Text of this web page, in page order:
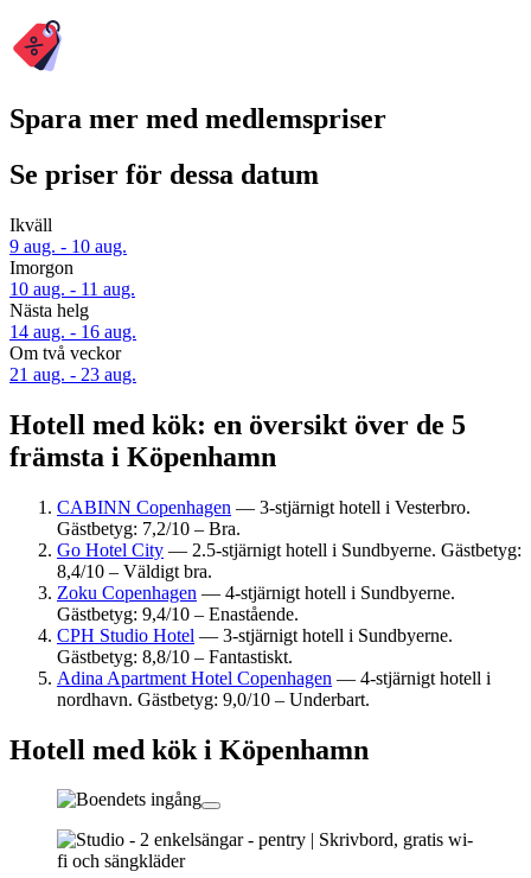
Spara mer med medlemspriser
Se priser för dessa datum
Ikväll
9 aug. - 10 aug.
Imorgon
10 aug. - 11 aug.
Nästa helg
14 aug. - 16 aug.
Om två veckor
21 aug. - 23 aug.
Hotell med kök: en översikt över de 5
främsta i Köpenhamn
CABINN Copenhagen — 3-stjärnigt hotell i Vesterbro.
Gästbetyg: 7,2/10 – Bra.
Go Hotel City — 2.5-stjärnigt hotell i Sundbyerne. Gästbetyg:
8,4/10 – Väldigt bra.
Zoku Copenhagen — 4-stjärnigt hotell i Sundbyerne.
Gästbetyg: 9,4/10 – Enastående.
CPH Studio Hotel — 3-stjärnigt hotell i Sundbyerne.
Gästbetyg: 8,8/10 – Fantastiskt.
Adina Apartment Hotel Copenhagen — 4-stjärnigt hotell i
nordhavn. Gästbetyg: 9,0/10 – Underbart.
Hotell med kök i Köpenhamn